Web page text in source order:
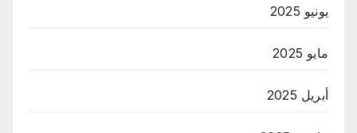
يونيو 2025
مايو 2025
أبريل 2025